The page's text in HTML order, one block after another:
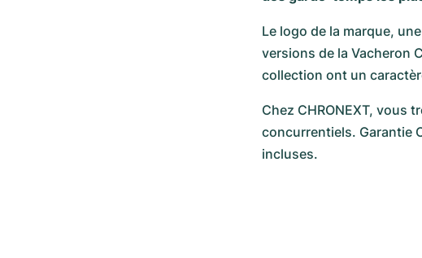
Le logo de la marque,
versions de la Vacheron
collection ont un
Chez CHRONEXT, vous
concurrentiels. Garantie
incluses.